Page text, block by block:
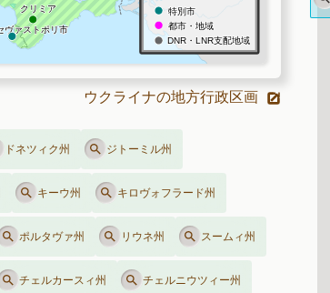
ウクライナの地方行政区画
ドネツィク州 ジトーミル州
キーウ州 キロヴォフラード州
ポルタヴァ州 リウネ州 スームィ州
チェルカースィ州 チェルニウツィー州